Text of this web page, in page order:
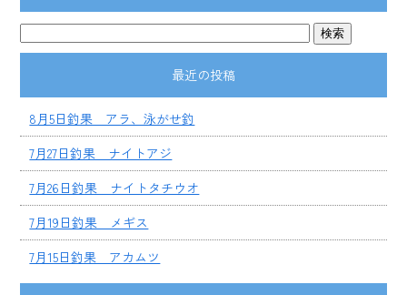
最近の投稿
8月5日釣果 アラ、泳がせ釣
7月27日釣果 ナイトアジ
7月26日釣果 ナイトタチウオ
7月19日釣果 メギス
7月15日釣果 アカムツ